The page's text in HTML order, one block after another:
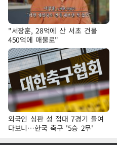
"서장훈, 28억에 산 서초 건물
450억에 매물로"
외국인 심판 성 접대 7경기 들여
다보니…한국 축구 '5승 2무'